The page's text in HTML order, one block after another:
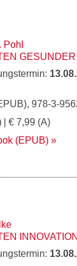
Pohl
978-3-
| € 7,99 (A)
(EPUB)